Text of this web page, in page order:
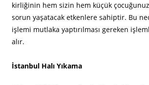
kirliğinin hem sizin hem küçük
sorun yaşatacak etkenlere sahiptir. Bu
işlemi mutlaka yaptırılması gereken
alır.
İstanbul Halı Yıkama